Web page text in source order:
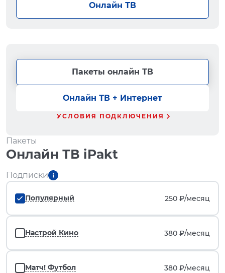
Онлайн ТВ
Пакеты онлайн ТВ
Онлайн ТВ + Интернет
УСЛОВИЯ ПОДКЛЮЧЕНИЯ
Пакеты
Онлайн ТВ iPakt
Подписки
Популярный 250 ₽/месяц
Настрой Кино 380 ₽/месяц
Матч! Футбол 380 ₽/месяц